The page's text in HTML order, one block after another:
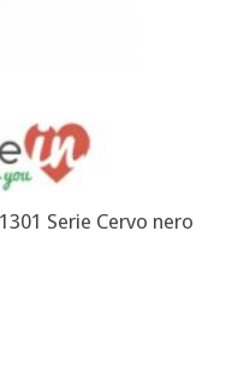
Serie Cervo nero